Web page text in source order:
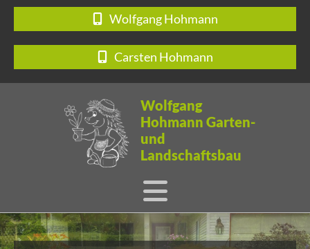
Zum Inhalt springen
Wolfgang Hohmann
Carsten Hohmann
Wolfgang
Hohmann Garten-
und
Landschaftsbau